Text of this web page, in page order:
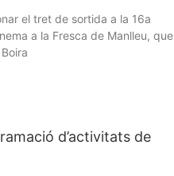
el tret de sortida a la 16a
a la Fresca de Manlleu, que
d’activitats de